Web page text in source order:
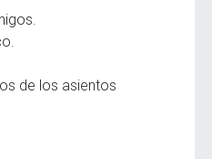
de los asientos